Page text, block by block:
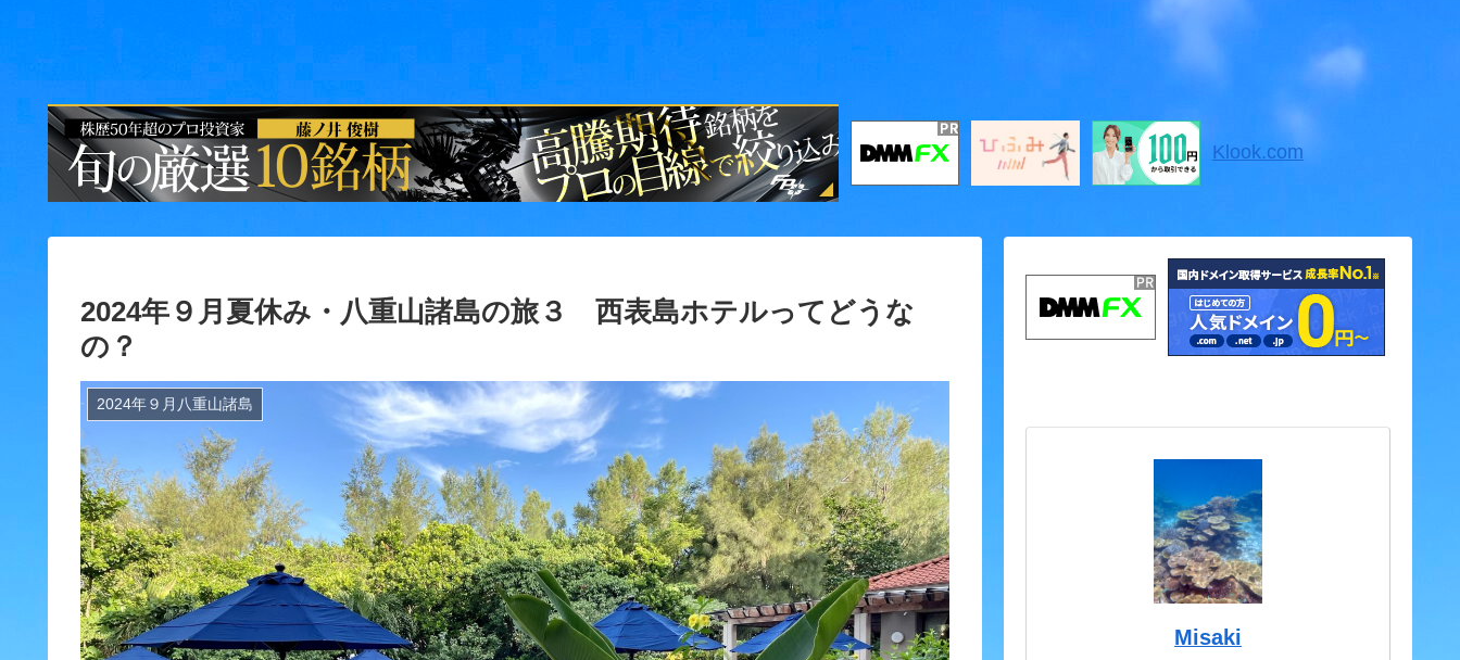
Klook.com
2024年９月夏休み・八重山諸島の旅３ 西表島ホテルってどうな
の？
2024年９月八重山諸島
Misaki